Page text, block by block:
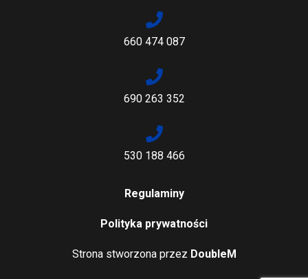
660 474 087
690 263 352
530 188 466
Regulaminy
Polityka prywatności
Strona stworzona przez DoubleM